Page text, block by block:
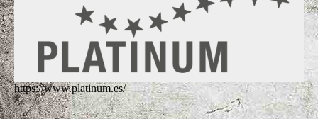
https://www.platinum.es/